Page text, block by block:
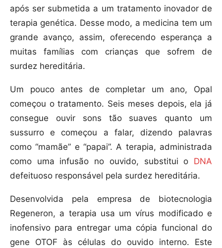
após ser submetida a um tratamento inovador de
terapia genética. Desse modo, a medicina tem um
grande avanço, assim, oferecendo esperança a
muitas famílias com crianças que sofrem de
surdez hereditária.
Um pouco antes de completar um ano, Opal
começou o tratamento. Seis meses depois, ela já
consegue ouvir sons tão suaves quanto um
sussurro e começou a falar, dizendo palavras
como “mamãe” e “papai”. A terapia, administrada
como uma infusão no ouvido, substitui o DNA
defeituoso responsável pela surdez hereditária.
Desenvolvida pela empresa de biotecnologia
Regeneron, a terapia usa um vírus modificado e
inofensivo para entregar uma cópia funcional do
gene OTOF às células do ouvido interno. Este